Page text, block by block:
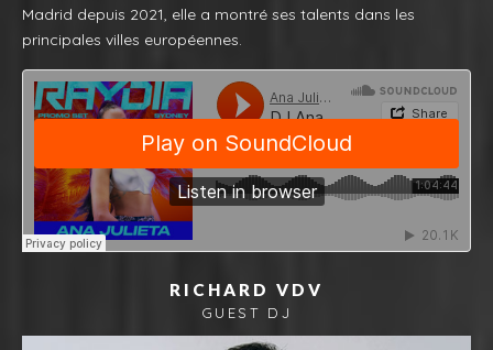
Madrid depuis 2021, elle a montré ses talents dans les
principales villes européennes.
RICHARD VDV
GUEST DJ